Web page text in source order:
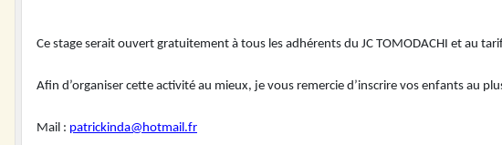
Ce stage serait ouvert gratuitement à tous les adhérents du JC TOMODACHI et au
Afin d’organiser cette activité au mieux, je vous remercie d’inscrire vos enfants au
Mail : patrickinda@hotmail.fr